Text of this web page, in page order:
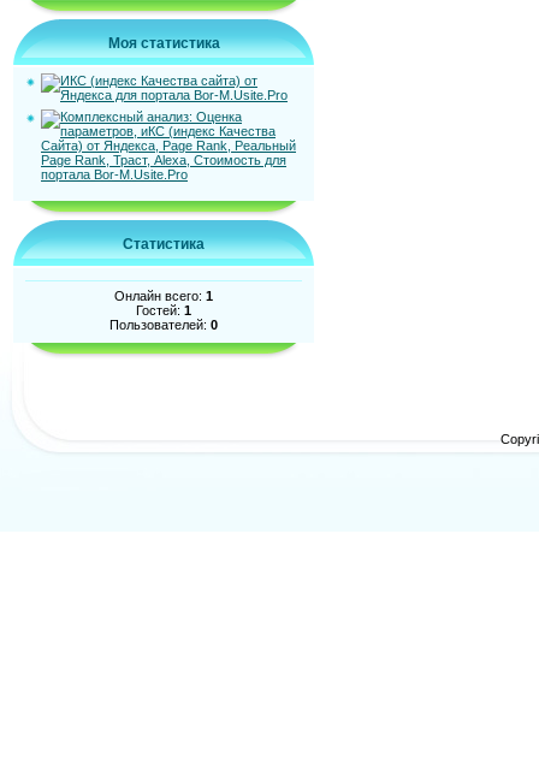
Моя статистика
Статистика
Онлайн всего: 1
Гостей: 1
Пользователей: 0